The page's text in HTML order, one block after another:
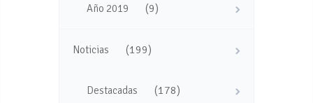
Año 2019 (9)
Noticias (199)
Destacadas (178)